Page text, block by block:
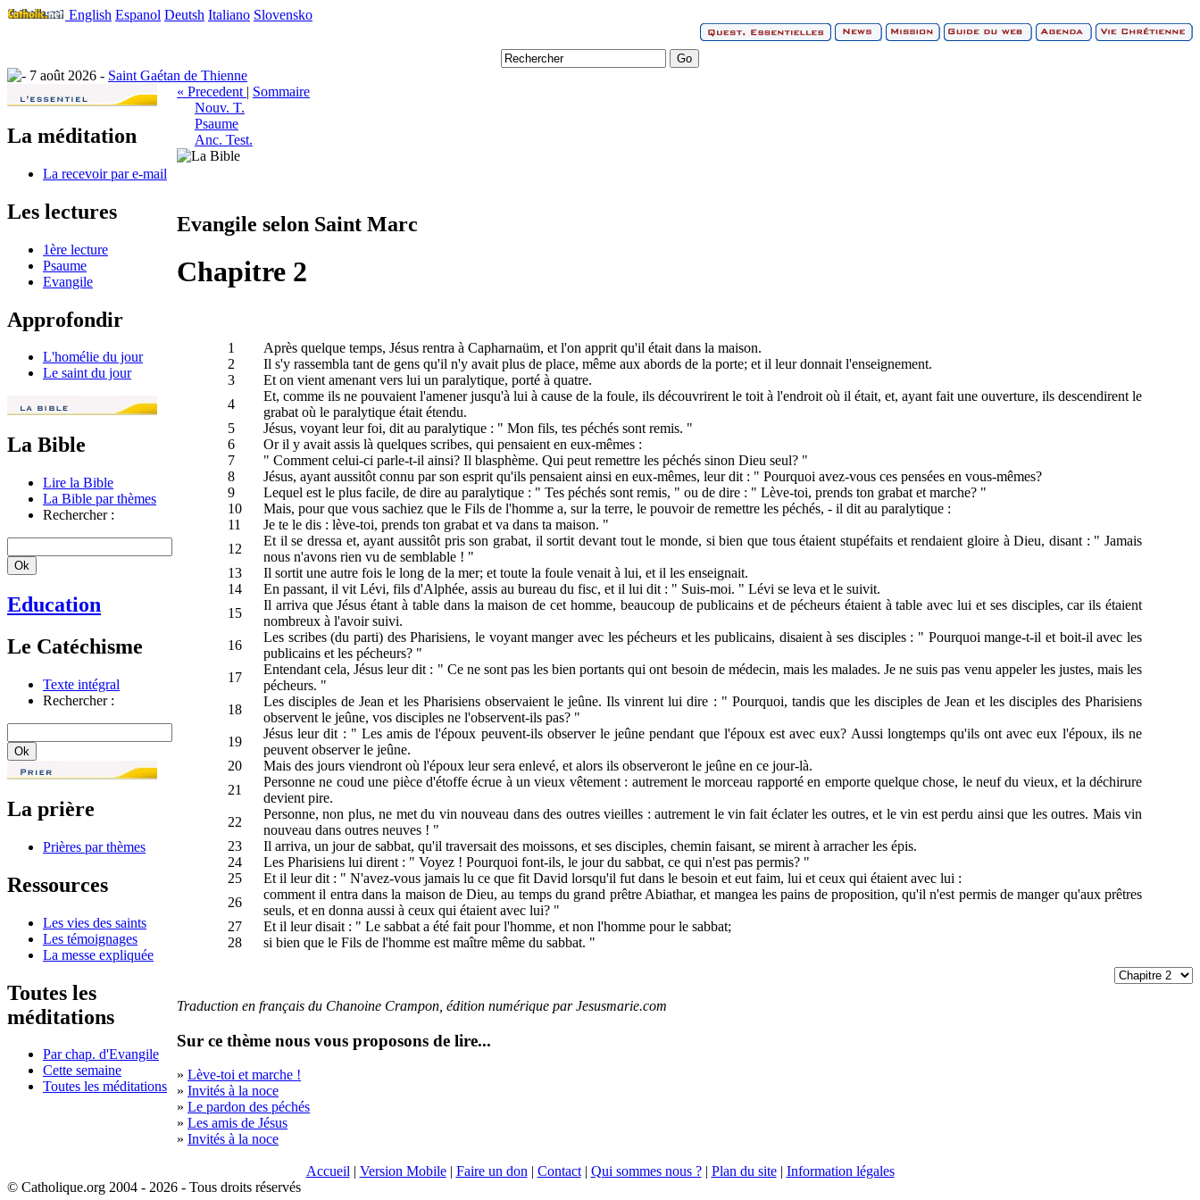
English Espanol Deutsh Italiano Slovensko
7 août 2026 - Saint Gaétan de Thienne
La méditation
La recevoir par e-mail
Les lectures
1ère lecture
Psaume
Evangile
Approfondir
L'homélie du jour
Le saint du jour
La Bible
Lire la Bible
La Bible par thèmes
Rechercher :
Education
Le Catéchisme
Texte intégral
Rechercher :
La prière
Prières par thèmes
Ressources
Les vies des saints
Les témoignages
La messe expliquée
Toutes les
méditations
Par chap. d'Evangile
Cette semaine
Toutes les méditations
« Precedent | Sommaire
Nouv. T.
Psaume
Anc. Test.
Evangile selon Saint Marc
Chapitre 2
1
Après quelque temps, Jésus rentra à Capharnaüm, et l'on apprit qu'il était dans la maison.
2
Il s'y rassembla tant de gens qu'il n'y avait plus de place, même aux abords de la porte; et il leur donnait l'enseignement.
3
Et on vient amenant vers lui un paralytique, porté à quatre.
4
Et, comme ils ne pouvaient l'amener jusqu'à lui à cause de la foule, ils découvrirent le toit à l'endroit où il était, et, ayant fait une ouverture, ils descendirent le
grabat où le paralytique était étendu.
5
Jésus, voyant leur foi, dit au paralytique : " Mon fils, tes péchés sont remis. "
6
Or il y avait assis là quelques scribes, qui pensaient en eux-mêmes :
7
" Comment celui-ci parle-t-il ainsi? Il blasphème. Qui peut remettre les péchés sinon Dieu seul? "
8
Jésus, ayant aussitôt connu par son esprit qu'ils pensaient ainsi en eux-mêmes, leur dit : " Pourquoi avez-vous ces pensées en vous-mêmes?
9
Lequel est le plus facile, de dire au paralytique : " Tes péchés sont remis, " ou de dire : " Lève-toi, prends ton grabat et marche? "
10
Mais, pour que vous sachiez que le Fils de l'homme a, sur la terre, le pouvoir de remettre les péchés, - il dit au paralytique :
11
Je te le dis : lève-toi, prends ton grabat et va dans ta maison. "
12
Et il se dressa et, ayant aussitôt pris son grabat, il sortit devant tout le monde, si bien que tous étaient stupéfaits et rendaient gloire à Dieu, disant : " Jamais
nous n'avons rien vu de semblable ! "
13
Il sortit une autre fois le long de la mer; et toute la foule venait à lui, et il les enseignait.
14
En passant, il vit Lévi, fils d'Alphée, assis au bureau du fisc, et il lui dit : " Suis-moi. " Lévi se leva et le suivit.
15
Il arriva que Jésus étant à table dans la maison de cet homme, beaucoup de publicains et de pécheurs étaient à table avec lui et ses disciples, car ils étaient
nombreux à l'avoir suivi.
16
Les scribes (du parti) des Pharisiens, le voyant manger avec les pécheurs et les publicains, disaient à ses disciples : " Pourquoi mange-t-il et boit-il avec les
publicains et les pécheurs? "
17
Entendant cela, Jésus leur dit : " Ce ne sont pas les bien portants qui ont besoin de médecin, mais les malades. Je ne suis pas venu appeler les justes, mais les
pécheurs. "
18
Les disciples de Jean et les Pharisiens observaient le jeûne. Ils vinrent lui dire : " Pourquoi, tandis que les disciples de Jean et les disciples des Pharisiens
observent le jeûne, vos disciples ne l'observent-ils pas? "
19
Jésus leur dit : " Les amis de l'époux peuvent-ils observer le jeûne pendant que l'époux est avec eux? Aussi longtemps qu'ils ont avec eux l'époux, ils ne
peuvent observer le jeûne.
20
Mais des jours viendront où l'époux leur sera enlevé, et alors ils observeront le jeûne en ce jour-là.
21
Personne ne coud une pièce d'étoffe écrue à un vieux vêtement : autrement le morceau rapporté en emporte quelque chose, le neuf du vieux, et la déchirure
devient pire.
22
Personne, non plus, ne met du vin nouveau dans des outres vieilles : autrement le vin fait éclater les outres, et le vin est perdu ainsi que les outres. Mais vin
nouveau dans outres neuves ! "
23
Il arriva, un jour de sabbat, qu'il traversait des moissons, et ses disciples, chemin faisant, se mirent à arracher les épis.
24
Les Pharisiens lui dirent : " Voyez ! Pourquoi font-ils, le jour du sabbat, ce qui n'est pas permis? "
25
Et il leur dit : " N'avez-vous jamais lu ce que fit David lorsqu'il fut dans le besoin et eut faim, lui et ceux qui étaient avec lui :
26
comment il entra dans la maison de Dieu, au temps du grand prêtre Abiathar, et mangea les pains de proposition, qu'il n'est permis de manger qu'aux prêtres
seuls, et en donna aussi à ceux qui étaient avec lui? "
27
Et il leur disait : " Le sabbat a été fait pour l'homme, et non l'homme pour le sabbat;
28
si bien que le Fils de l'homme est maître même du sabbat. "
Traduction en français du Chanoine Crampon, édition numérique par Jesusmarie.com
Sur ce thème nous vous proposons de lire...
» Lève-toi et marche !
» Invités à la noce
» Le pardon des péchés
» Les amis de Jésus
» Invités à la noce
Accueil | Version Mobile| Faire un don | Contact| Qui sommes nous ?| Plan du site| Information légales
© Catholique.org 2004 - 2026 - Tous droits réservés